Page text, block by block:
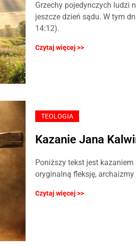
Grzechy pojedynczych ludzi
jeszcze dzień sądu. W tym
14:12).
Czytaj więcej >>
TEOLOGIA
Kazanie Jana
Poniższy tekst jest
oryginalną fleksję,
Czytaj więcej >>